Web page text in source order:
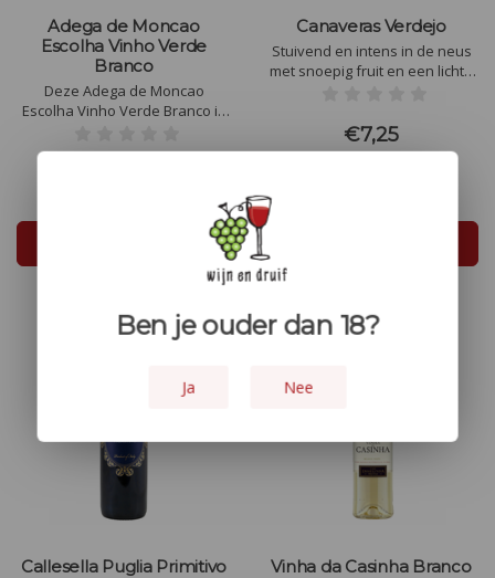
Adega de Moncao
Escolha Vinho Verde
Branco
Deze Adega de Moncao
Escolha Vinho Verde Branco is
jong, fruitig, met nuances van
Fantastische Vinho Verde met
Canaveras Verdejo
Stuivend en intens in de neus
met snoepig fruit en een lichte
groene appel en witte bloemen.
€7,25
Callesella Puglia Primitivo Vinha da Casinha Branco
Ben je ouder dan 18?
Ja Nee